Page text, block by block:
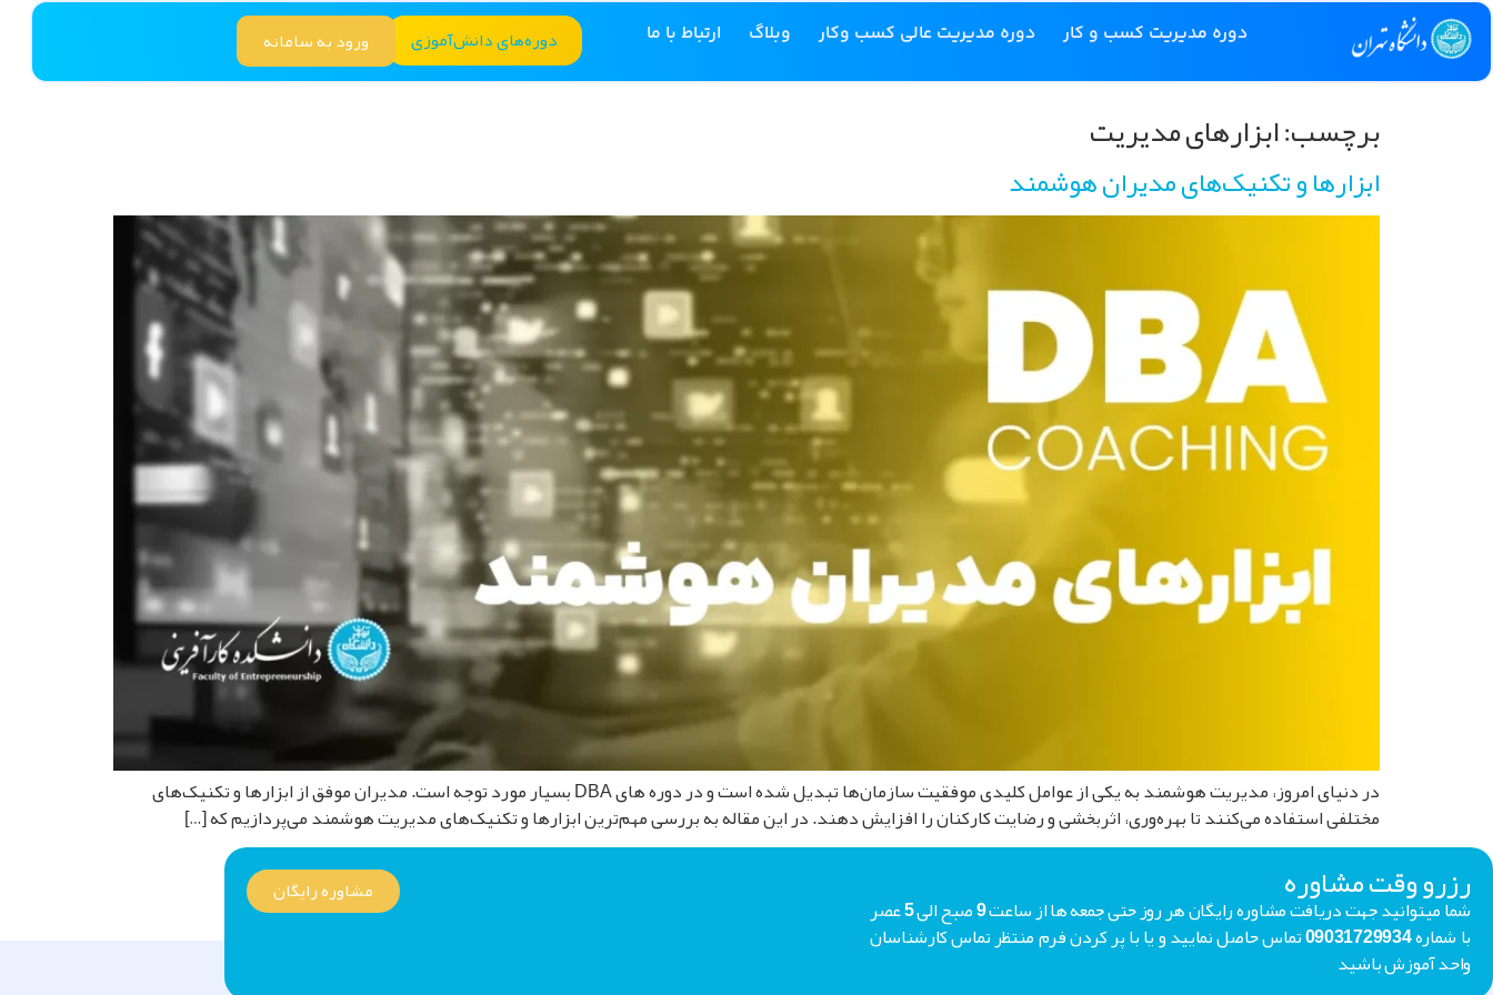
دوره مدیریت کسب و کار دوره مدیریت عالی کسب وکار وبلاگ ارتباط با ما دوره‌های دانش‌آموزی ورود به سامانه
برچسب:ابزارهای مدیریت
ابزارها و تکنیک‌های مدیران هوشمند
در دنیای امروز، مدیریت هوشمند به یکی از عوامل کلیدی موفقیت سازمان‌ها تبدیل شده است و در دوره های DBA بسیار مورد توجه است. مدیران موفق از ابزارها و تکنیک‌های
مختلفی استفاده می‌کنند تا بهره‌وری، اثربخشی و رضایت کارکنان را افزایش دهند. در این مقاله به بررسی مهم‌ترین ابزارها و تکنیک‌های مدیریت هوشمند می‌پردازیم که […]
رزرو وقت مشاوره شما میتوانید جهت دریافت مشاوره رایگان هر روز حتی جمعه ها از ساعت 9 صبح الی 5 عصر
با شماره 09031729934 تماس حاصل نمایید و یا با پر کردن فرم منتظر تماس کارشناسان
واحد آموزش باشید
مشاوره رایگان